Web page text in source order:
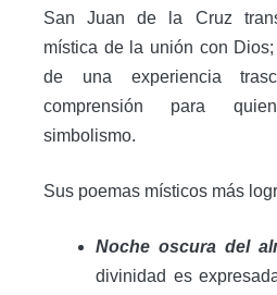
San Juan de la Cruz
mística de la unión con
de una experiencia
comprensión para
simbolismo.
Sus poemas místicos más
Noche oscura del
divinidad es